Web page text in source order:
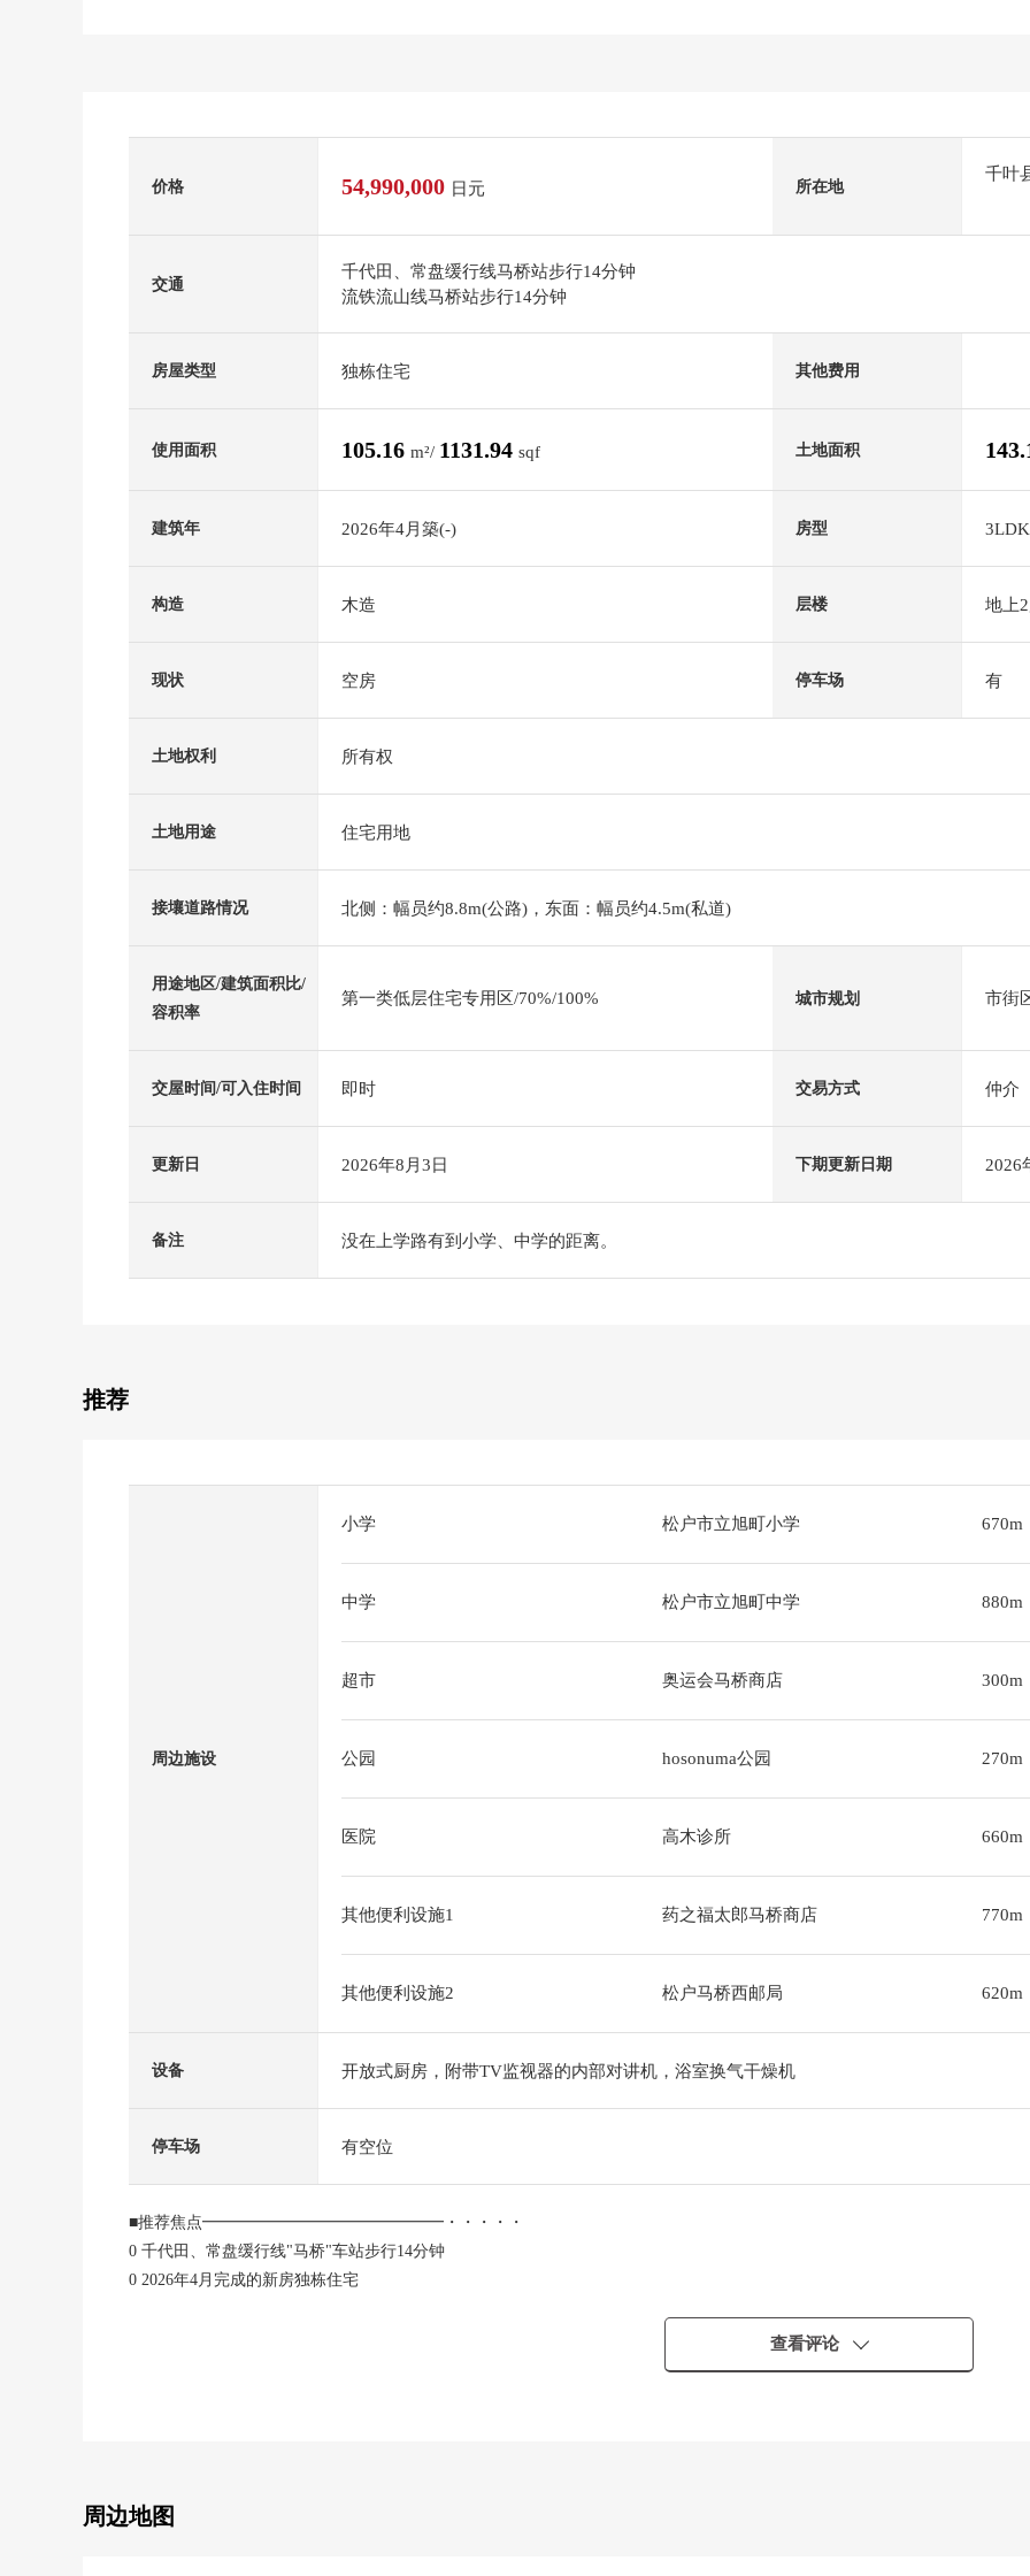
价格 54,990,000 日元 所在地
千叶
交通
千代田、常盘缓行线马桥站步行14分钟
流铁流山线马桥站步行14分钟
房屋类型 独栋住宅 其他费用
使用面积 105.16 m²/ 1131.94 sqf 土地面积
建筑年 2026年4月築(-) 房型 3LDK
构造 木造 层楼 地上
现状 空房 停车场 有
土地权利 所有权
土地用途 住宅用地
接壤道路情况 北侧：幅员约8.8m(公路)，东面：幅员约4.5m(私道)
用途地区/建筑面积比/
容积率
第一类低层住宅专用区/70%/100% 城市规划 市街
交屋时间/可入住时间 即时 交易方式 仲介
更新日 2026年8月3日 下期更新日期 2026
备注 没在上学路有到小学、中学的距离。
推荐
周边施设
小学 松户市立旭町小学 670m
中学 松户市立旭町中学 880m
超市 奥运会马桥商店 300m
公园 hosonuma公园 270m
医院 高木诊所 660m
其他便利设施1 药之福太郎马桥商店 770m
其他便利设施2 松户马桥西邮局 620m
设备 开放式厨房，附带TV监视器的内部对讲机，浴室换气干燥机
停车场 有空位
■推荐焦点━━━━━━━━━━━━━━━・・・・・
0 千代田、常盘缓行线"马桥"车站步行14分钟
0 2026年4月完成的新房独栋住宅
0 与家族的对话有弹性的开放式厨房
查看评论
周边地图